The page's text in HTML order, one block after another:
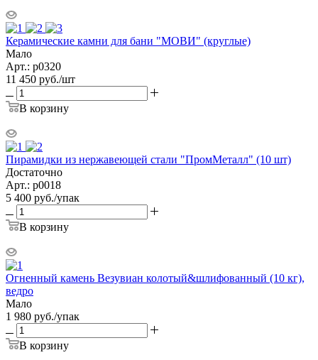
Керамические камни для бани "МОВИ" (круглые)
Мало
Арт.: р0320
11 450 руб./шт
В корзину
Пирамидки из нержавеющей стали "ПромМеталл" (10 шт)
Достаточно
Арт.: р0018
5 400 руб./упак
В корзину
Огненный камень Везувиан колотый&шлифованный (10 кг),
ведро
Мало
1 980 руб./упак
В корзину